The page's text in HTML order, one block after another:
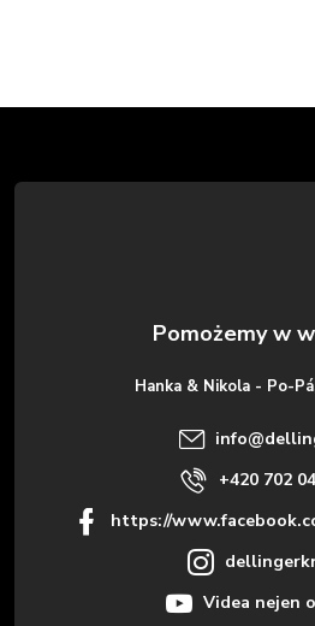
t
Hanka & Nikola - Po-
info@
+420 702
https://
Videa nejen